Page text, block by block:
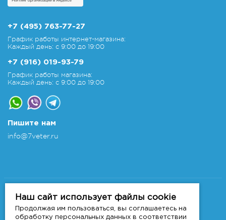
+7 (495) 763-77-27
График работы интернет-магазина:
Каждый день: с 9:00 до 19:00
+7 (916) 019-93-79
График работы магазина:
Каждый день: с 9:00 до 19:00
Пишите нам
info@7veter.ru
Интернет-магазин "На Семи Ветрах". Все права
Информация не является публичной офертой, которая
Наш сайт использует файлы cookie
Продолжая им пользоваться, вы соглашаетесь на
обработку персональных данных в соответствии